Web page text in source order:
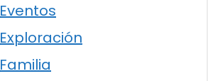
Eventos
Exploración
Familia